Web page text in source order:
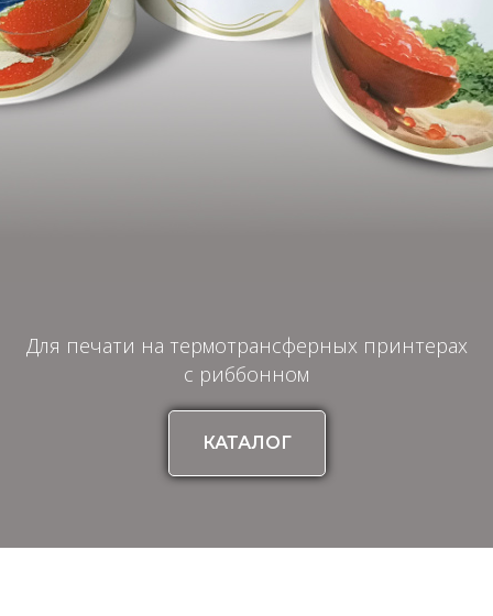
Для печати на термотрансферных принтерах
с риббонном
КАТАЛОГ